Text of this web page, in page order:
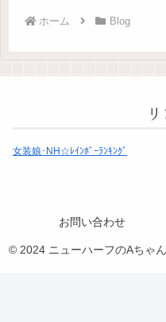
ホーム Blog
女装娘･NH☆ﾚｲﾝﾎﾞｰﾗﾝｷﾝｸﾞ
お問い合わせ
© 2024 ニューハーフのAちゃ